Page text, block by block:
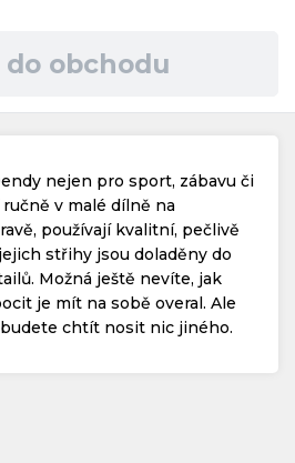
- 2026. Všechna práva vyhrazena.
obchodu
nejen pro sport, zábavu či
ručně v malé dílně na
používají kvalitní, pečlivě
střihy jsou doladěny do
Možná ještě nevíte, jak
je mít na sobě overal. Ale
chtít nosit nic jiného.